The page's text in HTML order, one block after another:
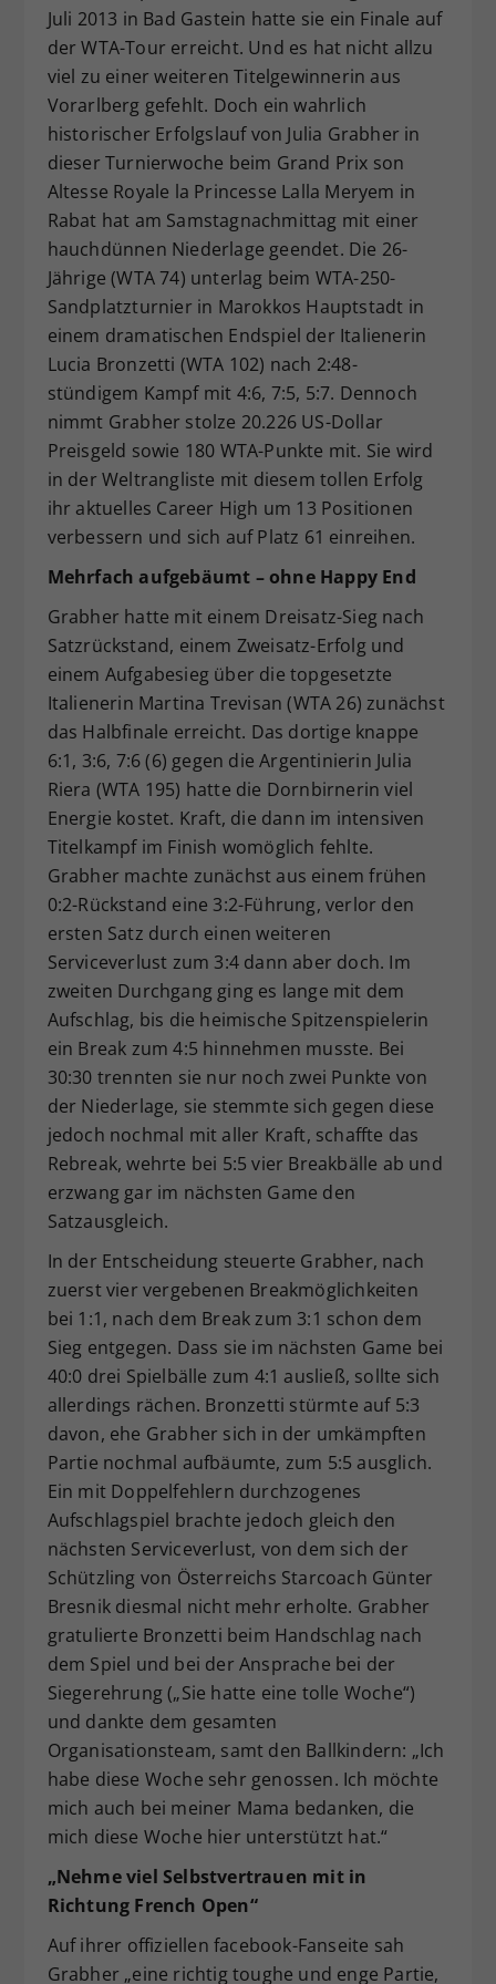
Juli 2013 in Bad Gastein hatte sie ein Finale auf
der WTA-Tour erreicht. Und es hat nicht allzu
viel zu einer weiteren Titelgewinnerin aus
Vorarlberg gefehlt. Doch ein wahrlich
historischer Erfolgslauf von Julia Grabher in
dieser Turnierwoche beim Grand Prix son
Altesse Royale la Princesse Lalla Meryem in
Rabat hat am Samstagnachmittag mit einer
hauchdünnen Niederlage geendet. Die 26-
Jährige (WTA 74) unterlag beim WTA-250-
Sandplatzturnier in Marokkos Hauptstadt in
einem dramatischen Endspiel der Italienerin
Lucia Bronzetti (WTA 102) nach 2:48-
stündigem Kampf mit 4:6, 7:5, 5:7. Dennoch
nimmt Grabher stolze 20.226 US-Dollar
Preisgeld sowie 180 WTA-Punkte mit. Sie wird
in der Weltrangliste mit diesem tollen Erfolg
ihr aktuelles Career High um 13 Positionen
verbessern und sich auf Platz 61 einreihen.
Mehrfach aufgebäumt – ohne Happy End
Grabher hatte mit einem Dreisatz-Sieg nach
Satzrückstand, einem Zweisatz-Erfolg und
einem Aufgabesieg über die topgesetzte
Italienerin Martina Trevisan (WTA 26) zunächst
das Halbfinale erreicht. Das dortige knappe
6:1, 3:6, 7:6 (6) gegen die Argentinierin Julia
Riera (WTA 195) hatte die Dornbirnerin viel
Energie kostet. Kraft, die dann im intensiven
Titelkampf im Finish womöglich fehlte.
Grabher machte zunächst aus einem frühen
0:2-Rückstand eine 3:2-Führung, verlor den
ersten Satz durch einen weiteren
Serviceverlust zum 3:4 dann aber doch. Im
zweiten Durchgang ging es lange mit dem
Aufschlag, bis die heimische Spitzenspielerin
ein Break zum 4:5 hinnehmen musste. Bei
30:30 trennten sie nur noch zwei Punkte von
der Niederlage, sie stemmte sich gegen diese
jedoch nochmal mit aller Kraft, schaffte das
Rebreak, wehrte bei 5:5 vier Breakbälle ab und
erzwang gar im nächsten Game den
Satzausgleich.
In der Entscheidung steuerte Grabher, nach
zuerst vier vergebenen Breakmöglichkeiten
bei 1:1, nach dem Break zum 3:1 schon dem
Sieg entgegen. Dass sie im nächsten Game bei
40:0 drei Spielbälle zum 4:1 ausließ, sollte sich
allerdings rächen. Bronzetti stürmte auf 5:3
davon, ehe Grabher sich in der umkämpften
Partie nochmal aufbäumte, zum 5:5 ausglich.
Ein mit Doppelfehlern durchzogenes
Aufschlagspiel brachte jedoch gleich den
nächsten Serviceverlust, von dem sich der
Schützling von Österreichs Starcoach Günter
Bresnik diesmal nicht mehr erholte. Grabher
gratulierte Bronzetti beim Handschlag nach
dem Spiel und bei der Ansprache bei der
Siegerehrung („Sie hatte eine tolle Woche“)
und dankte dem gesamten
Organisationsteam, samt den Ballkindern: „Ich
habe diese Woche sehr genossen. Ich möchte
mich auch bei meiner Mama bedanken, die
mich diese Woche hier unterstützt hat.“
„Nehme viel Selbstvertrauen mit in
Richtung French Open“
Auf ihrer offiziellen facebook-Fanseite sah
Grabher „eine richtig toughe und enge Partie,
Zweck
Dieser Wert speichert Ihre Consent-
Einstellungen. Unter anderem eine
zufällig generierte ID, für die
historische Speicherung Ihrer
vorgenommen Einstellungen, falls der
Webseiten-Betreiber dies eingestellt
hat.